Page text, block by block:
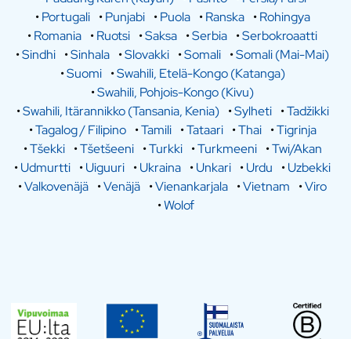
•Portugali •Punjabi •Puola •Ranska •Rohingya
•Romania •Ruotsi •Saksa •Serbia •Serbokroaatti
•Sindhi •Sinhala •Slovakki •Somali •Somali (Mai-Mai)
•Suomi •Swahili, Etelä-Kongo (Katanga)
•Swahili, Pohjois-Kongo (Kivu)
•Swahili, Itärannikko (Tansania, Kenia) •Sylheti •Tadžikki
•Tagalog / Filipino •Tamili •Tataari •Thai •Tigrinja
•Tšekki •Tšetšeeni •Turkki •Turkmeeni •Twi/Akan
•Udmurtti •Uiguuri •Ukraina •Unkari •Urdu •Uzbekki
•Valkovenäjä •Venäjä •Vienankarjala •Vietnam •Viro
•Wolof